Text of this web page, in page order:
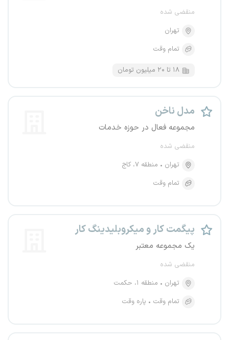
منقضی شده
تهران
تمام وقت
۱۸ تا ۲۰ میلیون تومان
مدل ناخن
مجموعه فعال در حوزه خدمات
منقضی شده
تهران
منطقه ۷، کاج
تمام وقت
پیگمت کار و میکروبلیدینگ کار
یک مجموعه معتبر
منقضی شده
تهران
منطقه ۱، حکمت
تمام وقت
پاره وقت